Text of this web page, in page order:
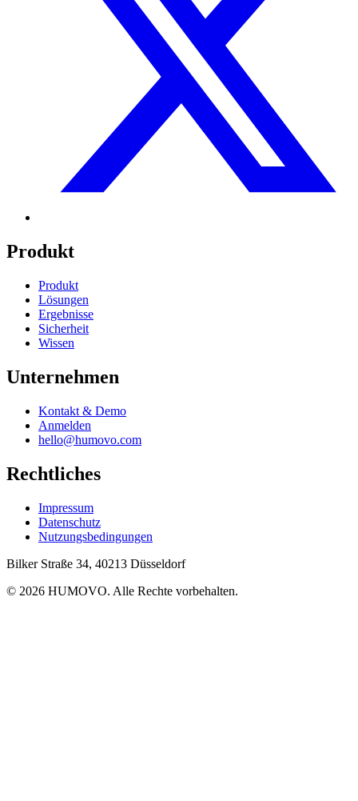
Produkt
Produkt
Lösungen
Ergebnisse
Sicherheit
Wissen
Unternehmen
Kontakt & Demo
Anmelden
hello@humovo.com
Rechtliches
Impressum
Datenschutz
Nutzungsbedingungen
Bilker Straße 34, 40213 Düsseldorf
© 2026 HUMOVO. Alle Rechte vorbehalten.